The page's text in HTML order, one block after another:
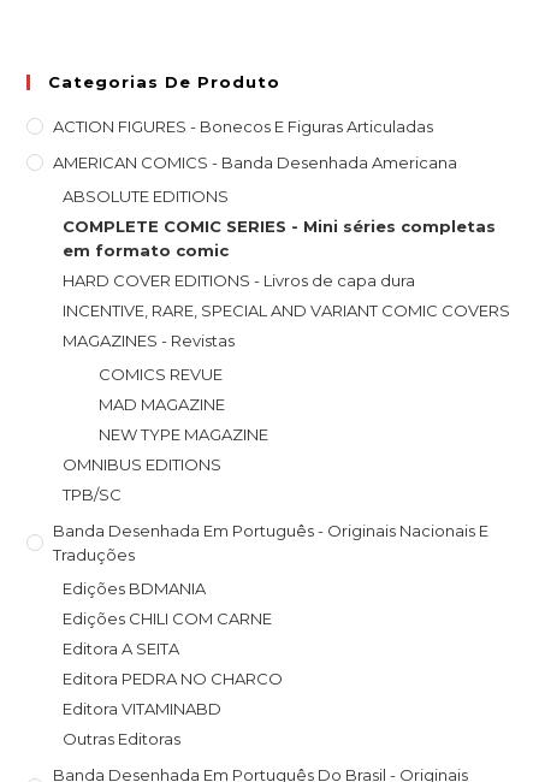
Categorias De Produto
ACTION FIGURES - Bonecos E Figuras Articuladas
AMERICAN COMICS - Banda Desenhada Americana
ABSOLUTE EDITIONS
COMPLETE COMIC SERIES - Mini séries completas
em formato comic
HARD COVER EDITIONS - Livros de capa dura
INCENTIVE, RARE, SPECIAL AND VARIANT COMIC COVERS
MAGAZINES - Revistas
COMICS REVUE
MAD MAGAZINE
NEW TYPE MAGAZINE
OMNIBUS EDITIONS
TPB/SC
Banda Desenhada Em Português - Originais Nacionais E
Traduções
Edições BDMANIA
Edições CHILI COM CARNE
Editora A SEITA
Editora PEDRA NO CHARCO
Editora VITAMINABD
Outras Editoras
Banda Desenhada Em Português Do Brasil - Originais